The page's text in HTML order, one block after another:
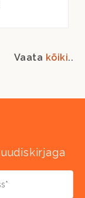
Vaata kõiki..